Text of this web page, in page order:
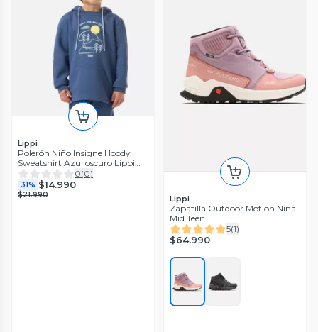
Lippi
Polerón Niño Insigne Hoody
Sweatshirt Azul oscuro Lippi
V26
0(0)
31% $14.990
$21.990 Lippi
Zapatilla Outdoor Motion Niña
Mid Teen
5(1)
$64.990